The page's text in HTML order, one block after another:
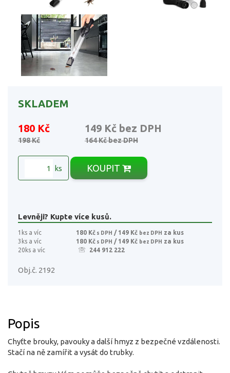
SKLADEM
180 Kč 149 Kč bez DPH
198 Kč 164 Kčbez DPH
ks KOUPIT
Levněji? Kupte více kusů.
1ks a víc 180 Kč s DPH / 149 Kč bez DPH za kus
3ks a víc
180 Kč s DPH / 149 Kč bez DPH za kus
20ks a víc
244 912 222
Obj.č. 2192
Popis
Chyťte brouky, pavouky a další hmyz z bezpečné vzdálenosti.
Stačí na ně zamířit a vysát do trubky.